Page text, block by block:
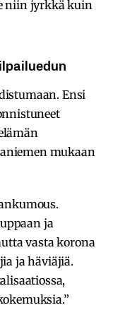
niin jyrkkä kuin
Ensi
mukaan
ja
vasta korona
ja häviäjiä.